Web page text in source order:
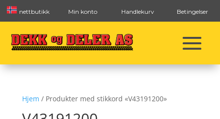
nettbutikk Min konto Handlekurv Betingelser
Hjem / Produkter med stikkord «V43191200»